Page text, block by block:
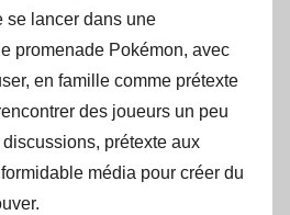
se lancer dans une
promenade Pokémon, avec
en famille comme prétexte
des joueurs un peu
prétexte aux
média pour créer du